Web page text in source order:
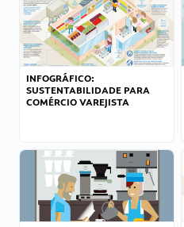
INFOGRÁFICO:
SUSTENTABILIDADE PARA
COMÉRCIO VAREJISTA